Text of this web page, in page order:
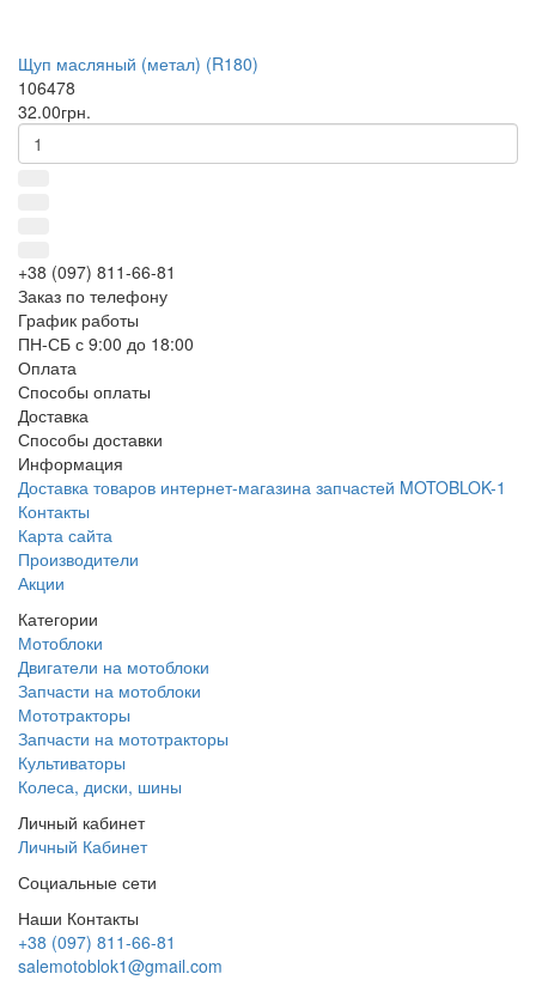
Щуп масляный (метал) (R180)
106478
32.00грн.
+38 (097) 811-66-81
Заказ по телефону
График работы
ПН-СБ с 9:00 до 18:00
Оплата
Способы оплаты
Доставка
Способы доставки
Информация
Доставка товаров интернет-магазина запчастей MOTOBLOK-1
Контакты
Карта сайта
Производители
Акции
Категории
Мотоблоки
Двигатели на мотоблоки
Запчасти на мотоблоки
Мототракторы
Запчасти на мототракторы
Культиваторы
Колеса, диски, шины
Личный кабинет
Личный Кабинет
Социальные сети
Наши Контакты
+38 (097) 811-66-81
salemotoblok1@gmail.com